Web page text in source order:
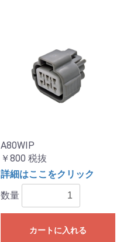
A80WIP
￥800 税抜
詳細はここをクリック
数量
カートに入れる